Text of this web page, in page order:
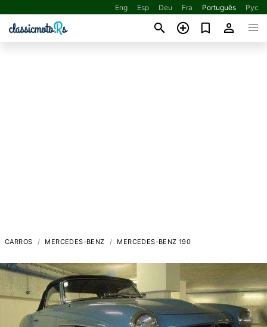
Eng Esp Deu Fra Português Рус
CARROS MERCEDES-BENZ MERCEDES-BENZ 190